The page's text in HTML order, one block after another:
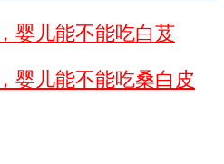
婴儿能不能吃白芨
婴儿能不能吃桑白皮